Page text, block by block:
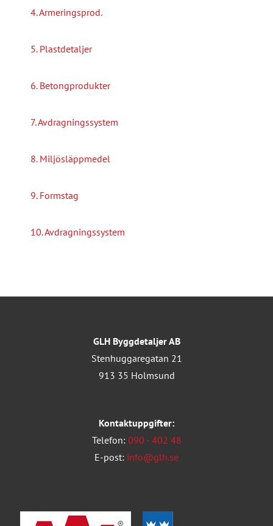
4. Armeringsprod.
5. Plastdetaljer
6. Betongprodukter
7. Avdragningssystem
8. Miljösläppmedel
9. Formstag
10. Avdragningssystem
GLH Byggdetaljer AB
Stenhuggaregatan 21
913 35 Holmsund
Kontaktuppgifter:
Telefon: 090 - 402 48
E-post: info@glh.se